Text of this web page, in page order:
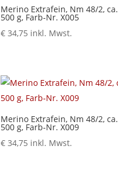
Merino Extrafein, Nm 48/2, ca.
500 g, Farb-Nr. X005
€ 34,75 inkl. Mwst.
Merino Extrafein, Nm 48/2, ca.
500 g, Farb-Nr. X009
€ 34,75 inkl. Mwst.